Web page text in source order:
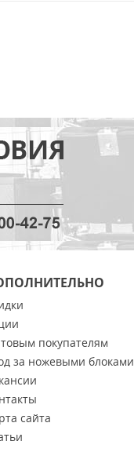
покупателям
за ножевыми блоками
сайта